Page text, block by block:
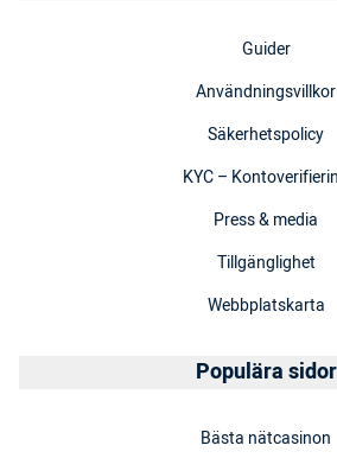
Guider
Användningsvillkor
Säkerhetspolicy
KYC –
Press & media
Tillgänglighet
Webbplatskarta
Populära sidor
Bästa nätcasinon